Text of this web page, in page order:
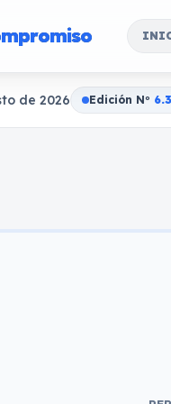
de 2026 Edición No